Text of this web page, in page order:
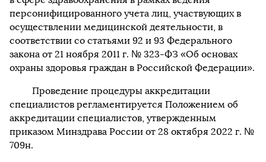
персонифицированного учета лиц, участвующих в
осуществлении медицинской деятельности, в
соответствии со статьями 92 и 93 Федерального
закона от 21 ноября 2011 г. № 323-ФЗ «Об основах
охраны здоровья граждан в Российской Федерации».
Проведение процедуры аккредитации
специалистов регламентируется Положением об
аккредитации специалистов, утвержденным
приказом Минздрава России от 28 октября 2022 г. №
709н.